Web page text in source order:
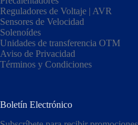
Reguladores de Voltaje | AVR
Sensores de Velocidad
Solenoídes
Unidades de transferencia OTM
Aviso de Privacidad
Términos y Condiciones
Boletín Electrónico